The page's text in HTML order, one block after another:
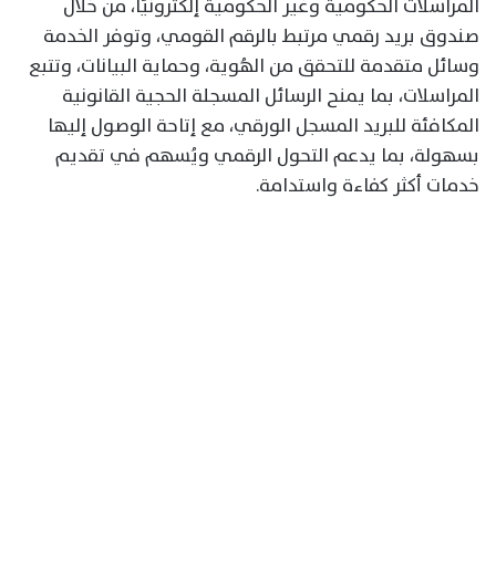
صندوق بريد رقمي مرتبط بالرقم القومي، وتوفر الخدمة
وسائل متقدمة للتحقق من الهُوية، وحماية البيانات، وتتبع
المراسلات، بما يمنح الرسائل المسجلة الحجية القانونية
المكافئة للبريد المسجل الورقي، مع إتاحة الوصول إليها
بسهولة، بما يدعم التحول الرقمي ويُسهم في تقديم
خدمات أكثر كفاءة واستدامة.